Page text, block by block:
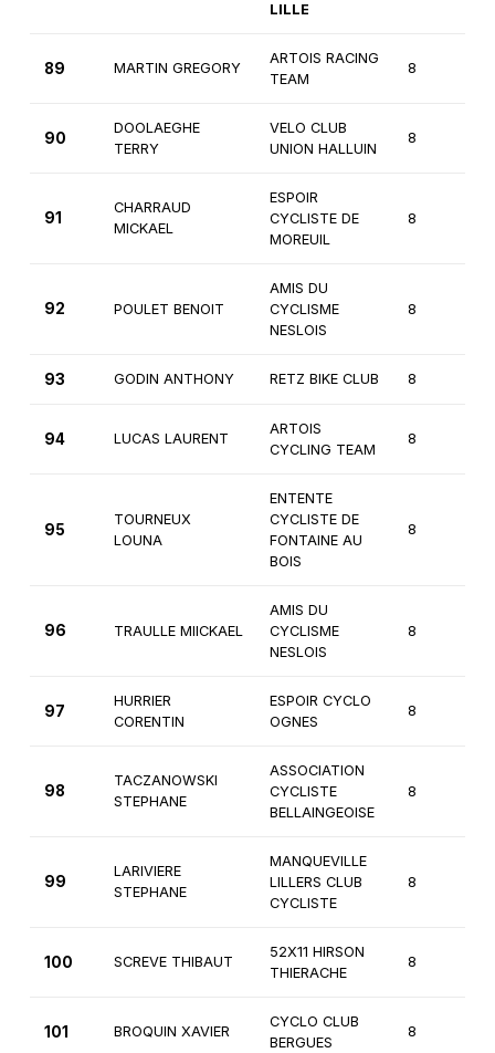
LILLE
89 MARTIN GREGORY
ARTOIS RACING
TEAM
8
90
DOOLAEGHE
TERRY
VELO CLUB
UNION HALLUIN
8
91
CHARRAUD
MICKAEL
ESPOIR
CYCLISTE DE
MOREUIL
8
92 POULET BENOIT
AMIS DU
CYCLISME
NESLOIS
8
93 GODIN ANTHONY RETZ BIKE CLUB 8
94 LUCAS LAURENT
ARTOIS
CYCLING TEAM
8
95
TOURNEUX
LOUNA
ENTENTE
CYCLISTE DE
FONTAINE AU
BOIS
8
96 TRAULLE MIICKAEL
AMIS DU
CYCLISME
NESLOIS
8
97
HURRIER
CORENTIN
ESPOIR CYCLO
OGNES
8
98
TACZANOWSKI
STEPHANE
ASSOCIATION
CYCLISTE
BELLAINGEOISE
8
99
LARIVIERE
STEPHANE
MANQUEVILLE
LILLERS CLUB
CYCLISTE
8
100 SCREVE THIBAUT
52X11 HIRSON
THIERACHE
8
101 BROQUIN XAVIER
CYCLO CLUB
BERGUES
8